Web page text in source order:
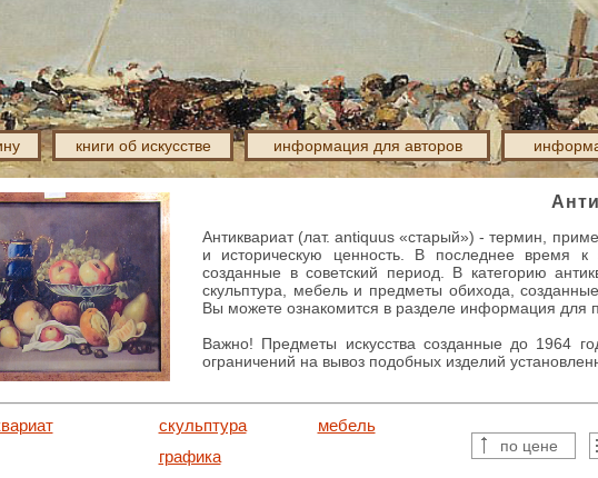
книги об искусстве информация для авторов
Антиквариат (лат. antiquus «старый») - термин,
и историческую ценность. В последнее время к
созданные в советский период. В категорию
скульптура, мебель и предметы обихода,
Вы можете ознакомится в разделе информация для
Важно! Предметы искусства созданные до 1964
ограничений на вывоз подобных изделий
скульптура
мебель
графика
по цене